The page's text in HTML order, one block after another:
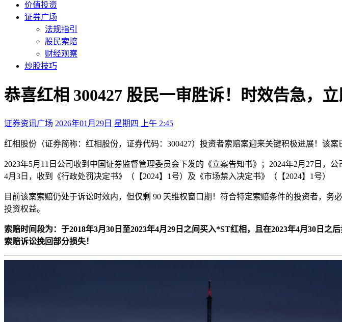
价值投资
证券广场
法规指引
股民索赔
财经观察
炒股技巧
恭喜红相 300427 股民一审胜诉！时效告急，
证券资讯广场 2026年01月29日 星期四 上午 2:45
红相股份（证券简称：红相股份，证券代码：300427）投资者索赔案迎来关键积极进展！该
2023年5月11日公司收到中国证券监督管理委员会下发的《立案告知书》；2024年2月27日
4月3日，收到《行政处罚决定书》（【2024】1号）及《市场禁入决定书》（【2024】1号）
目前该案索赔仍处于诉讼时效内，但仅剩 90 天维权窗口期！符合特定索赔条件的投资者，
投资权益。
索赔时间段为：于2018年3月30日至2023年4月29日之间买入*ST红相，且在2023年4月30日
索赔诉讼挽回部分损失！